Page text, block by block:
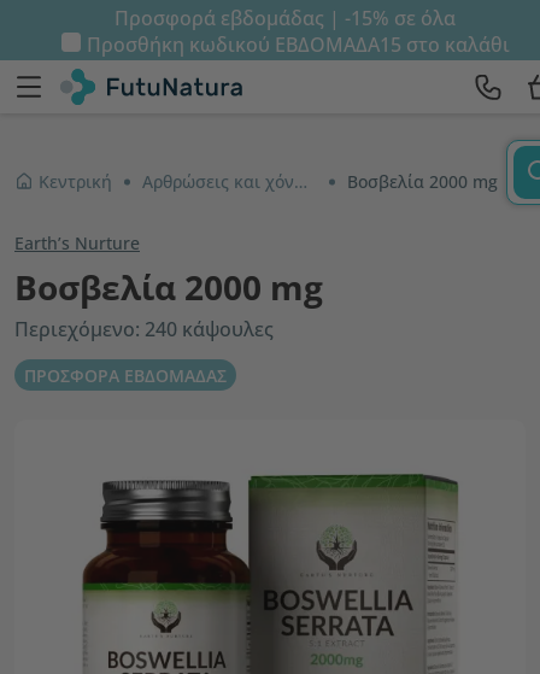
Προσφορά εβδομάδας | -15% σε όλα
Προσθήκη κωδικού ΕΒΔΟΜΑΔΑ15 στο καλάθι
Κεντρική Αρθρώσεις και χόνδροι Βοσβελία 2000 mg
Earth’s Nurture
Βοσβελία 2000 mg
Περιεχόμενο: 240 κάψουλες
ΠΡΟΣΦΟΡΑ ΕΒΔΟΜΑΔΑΣ